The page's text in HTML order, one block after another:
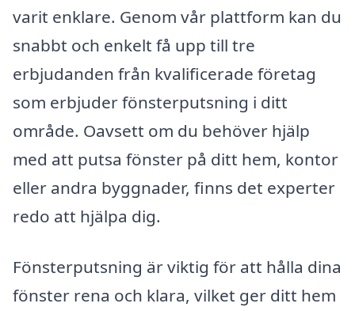
varit enklare. Genom vår plattform kan du
snabbt och enkelt få upp till tre
erbjudanden från kvalificerade företag
som erbjuder fönsterputsning i ditt
område. Oavsett om du behöver hjälp
med att putsa fönster på ditt hem, kontor
eller andra byggnader, finns det experter
redo att hjälpa dig.
Fönsterputsning är viktig för att hålla dina
fönster rena och klara, vilket ger ditt hem